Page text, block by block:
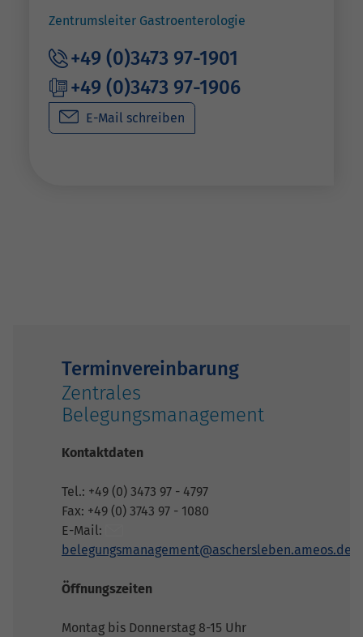
Zentrumsleiter Gastroenterologie
+49 (0)3473 97-1901
+49 (0)3473 97-1906
E-Mail schreiben
Terminvereinbarung
Zentrales
Belegungsmanagement
Kontaktdaten
Tel.: +49 (0) 3473 97 - 4797
Fax: +49 (0) 3743 97 - 1080
E-Mail:
belegungsmanagement@aschersleben.ameos.de
Öffnungszeiten
Montag bis Donnerstag 8-15 Uhr